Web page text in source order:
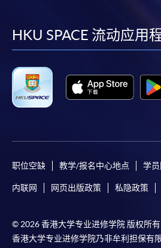
facebook
HKU SPACE 流动应用
职位空缺 教学/报名中心地点 学
内联网 网页出版政策 私隐政策
© 2026 香港大学专业进修学院 版权所有
香港大学专业进修学院乃非牟利担保有